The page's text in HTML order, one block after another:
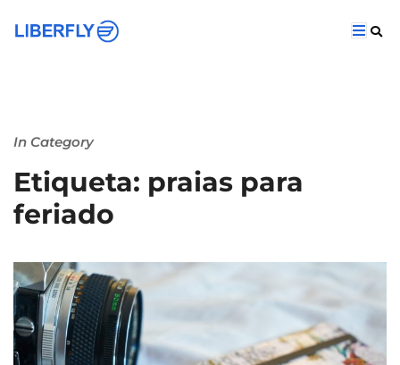
In Category
Etiqueta: praias para
feriado